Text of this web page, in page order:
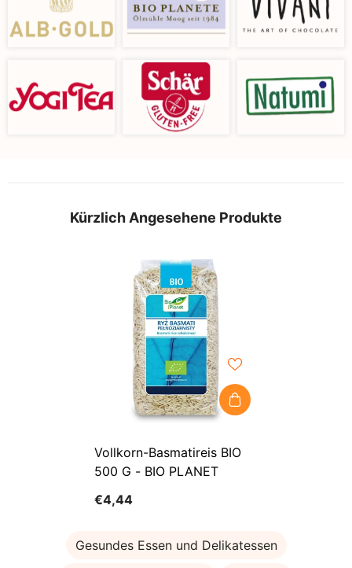
Kürzlich Angesehene Produkte
Vollkorn-Basmatireis BIO
500 G - BIO PLANET
€4,44
Gesundes Essen und Delikatessen